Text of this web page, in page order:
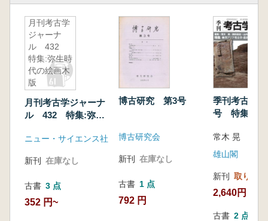
月刊考古学
ジャーナ
ル 432
特集:弥生時
代の絵画木
版
月刊考古学ジャーナ
ル 432 特集:弥生
ニュー・サイエンス社
新刊 在庫なし
古書 3 点
352 円~
博古研究 第3号
博古研究会
新刊 在庫なし
古書 1 点
792 円
季刊考古学
号 特集 西
動向
雄山閣
新刊 取り寄せ
2,640円
古書 2 点